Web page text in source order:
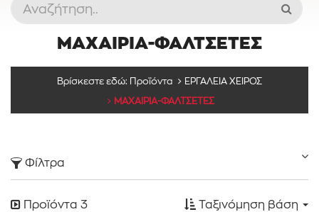
Κατηγορίες
ΜΑΧΑΙΡΙΑ-ΦΑΛΤΣΕΤΕΣ
Βρίσκεστε εδώ: Προϊόντα
ΕΡΓΑΛΕΙΑ ΧΕΙΡΟΣ
ΜΑΧΑΙΡΙΑ-ΦΑΛΤΣΕΤΕΣ
Φίλτρα
Προϊόντα 3 Ταξινόμηση βάση